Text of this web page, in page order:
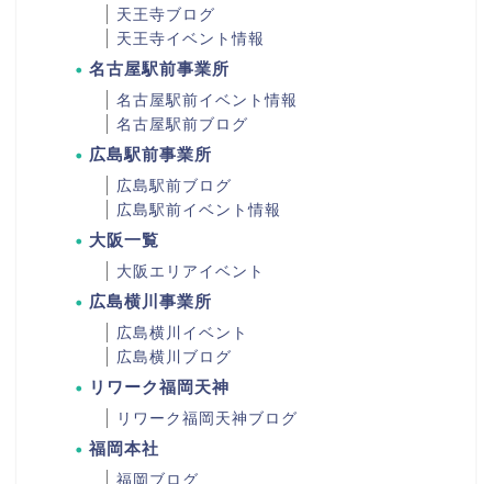
天王寺ブログ
天王寺イベント情報
名古屋駅前事業所
名古屋駅前イベント情報
名古屋駅前ブログ
広島駅前事業所
広島駅前ブログ
広島駅前イベント情報
大阪一覧
大阪エリアイベント
広島横川事業所
広島横川イベント
広島横川ブログ
リワーク福岡天神
リワーク福岡天神ブログ
福岡本社
福岡ブログ